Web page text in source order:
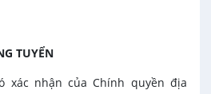
TUYỂN
xác nhận của Chính quyền địa